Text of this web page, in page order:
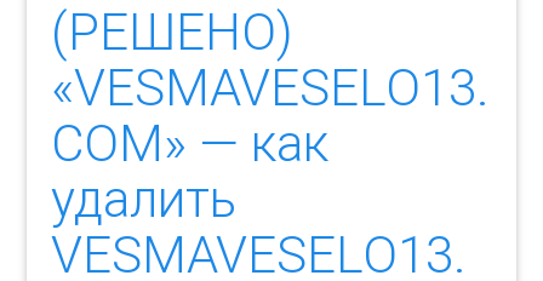
(РЕШЕНО)
«VESMAVESELO13.
COM» — как
удалить
VESMAVESELO13.